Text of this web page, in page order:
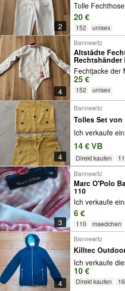
2
Tolle
20 €
152 unisex
4
Bannewitz
Altstädte
Rechtshänder
Fechtjacke der
25 €
152 unisex
4
Bannewitz
Tolles Set von
Ich verkaufe
14 € VB
Direkt kaufen
3
Bannewitz
Marc O'Polo
110
Ich verkaufe
6 €
110 maedchen
4
Bannewitz
Killtec
Ich verkaufe
10 €
Direkt kaufen